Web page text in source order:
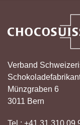
Verband
Münzgraben 6
3011 Bern